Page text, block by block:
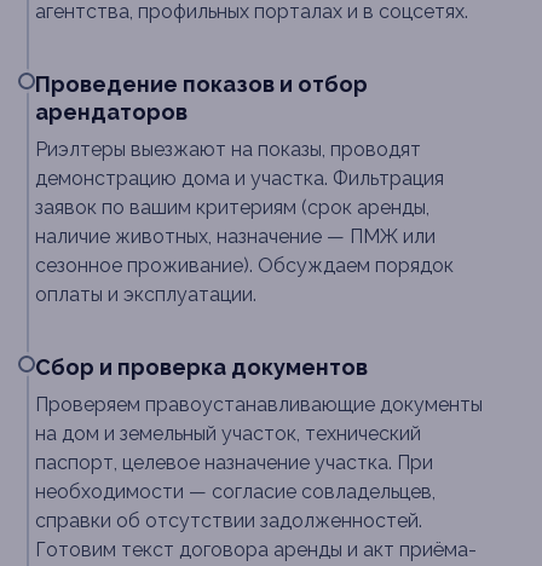
агентства, профильных порталах и в соцсетях.
Проведение показов и отбор
арендаторов
Риэлтеры выезжают на показы, проводят
демонстрацию дома и участка. Фильтрация
заявок по вашим критериям (срок аренды,
наличие животных, назначение — ПМЖ или
сезонное проживание). Обсуждаем порядок
оплаты и эксплуатации.
Сбор и проверка документов
Проверяем правоустанавливающие документы
на дом и земельный участок, технический
паспорт, целевое назначение участка. При
необходимости — согласие совладельцев,
справки об отсутствии задолженностей.
Готовим текст договора аренды и акт приёма-